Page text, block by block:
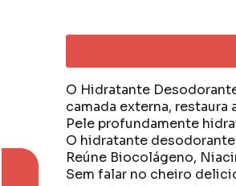
O Hidratante
camada externa, restaura
Pele profundamente
O hidratante
Reúne Biocolágeno,
Sem falar no cheiro